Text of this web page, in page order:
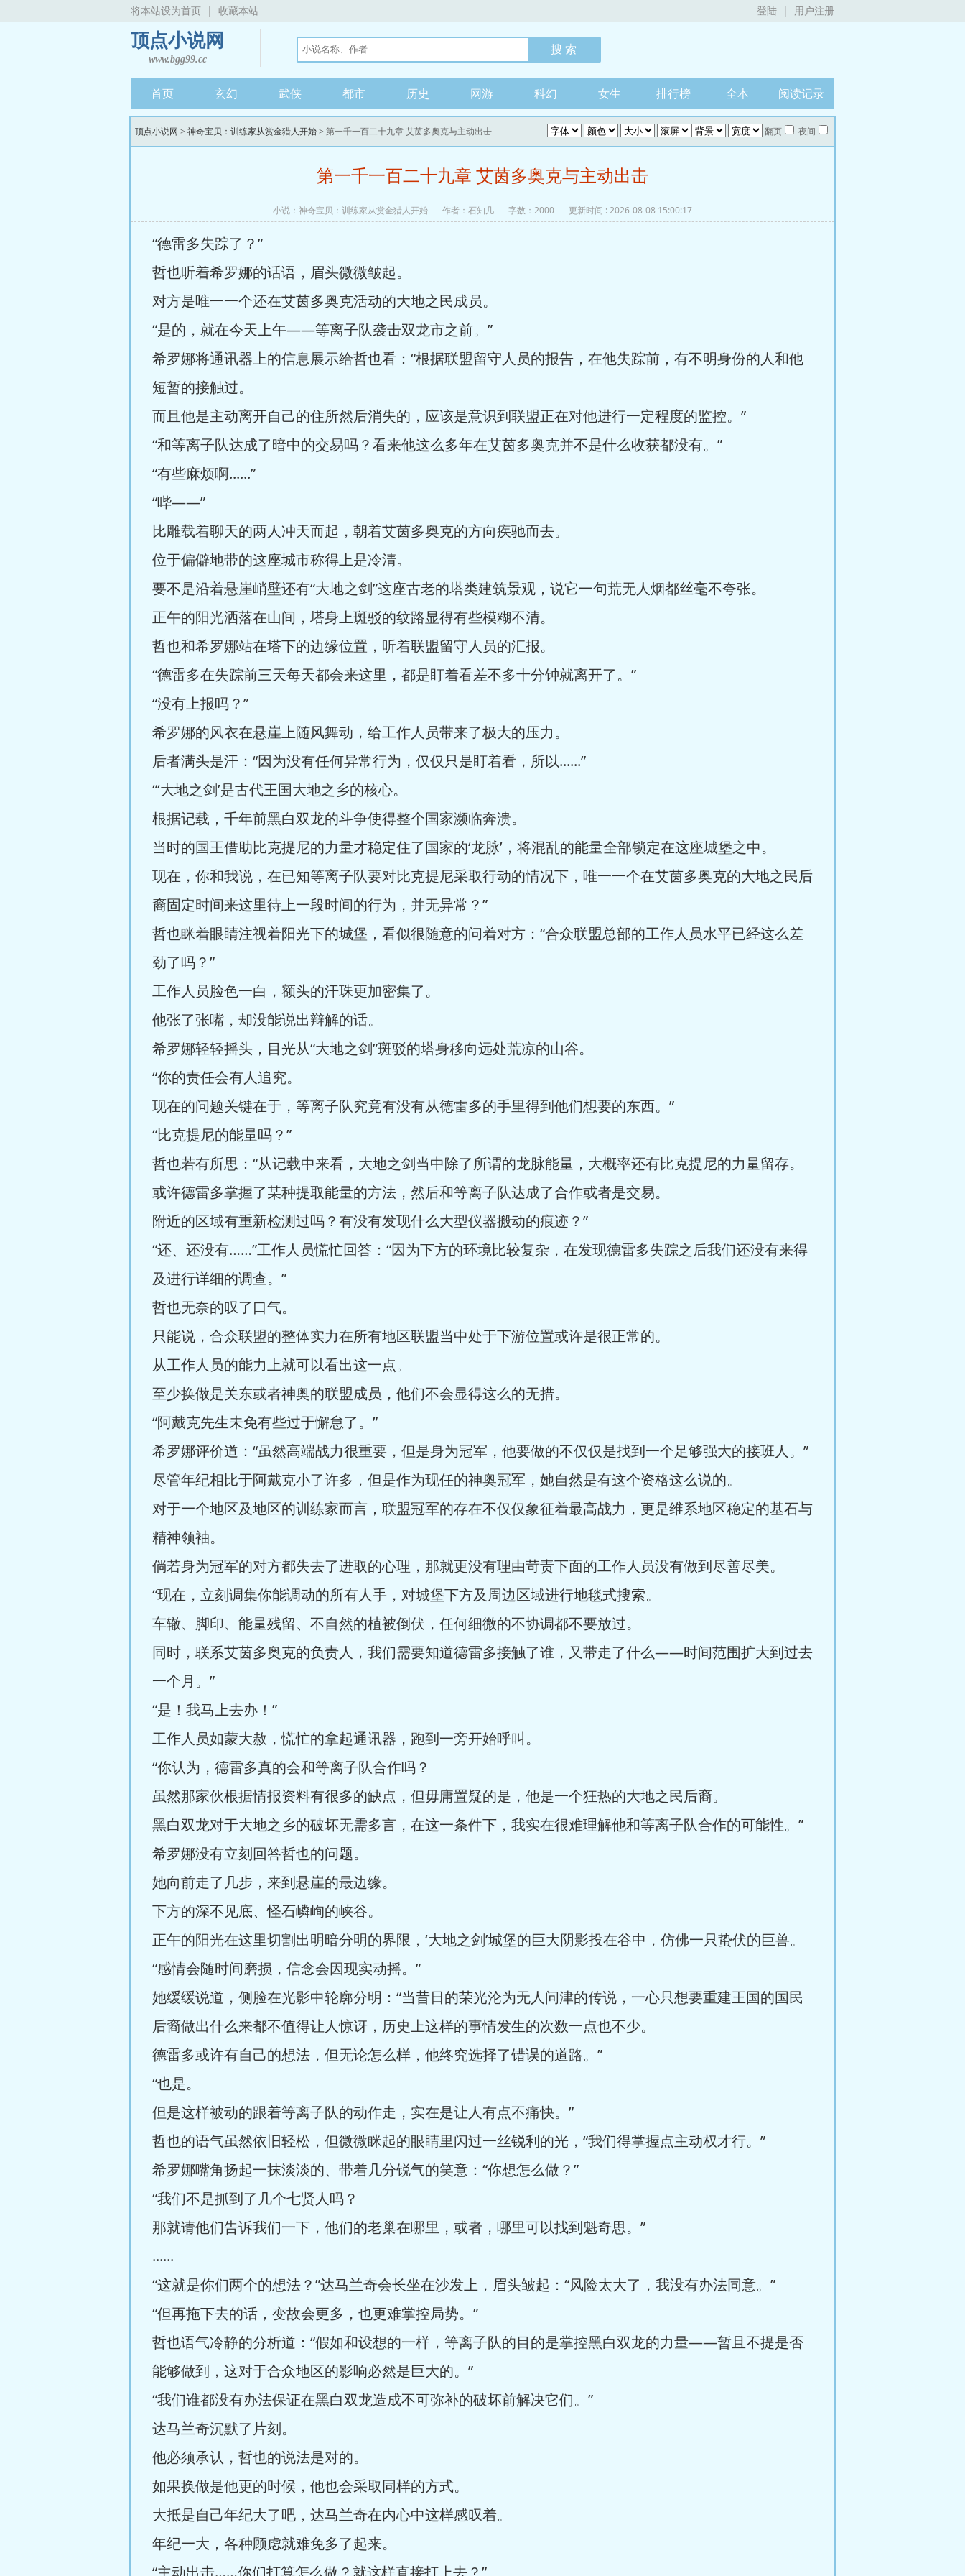
将本站设为首页 | 收藏本站 登陆 | 用户注册
顶点小说网
www.bgg99.cc
首页 玄幻 武侠 都市 历史 网游 科幻 女生 排行榜 全本 阅读记录
顶点小说网 > 神奇宝贝：训练家从赏金猎人开始> 第一千一百二十九章 艾茵多奥克与主动出击 翻页 夜间
第一千一百二十九章 艾茵多奥克与主动出击
小说： 神奇宝贝：训练家从赏金猎人开始 作者：石知几 字数：2000 更新时间 : 2026-08-08 15:00:17
“德雷多失踪了？”
哲也听着希罗娜的话语，眉头微微皱起。
对方是唯一一个还在艾茵多奥克活动的大地之民成员。
“是的，就在今天上午——等离子队袭击双龙市之前。”
希罗娜将通讯器上的信息展示给哲也看：“根据联盟留守人员的报告，在他失踪前，有不明身份的人和他
短暂的接触过。
而且他是主动离开自己的住所然后消失的，应该是意识到联盟正在对他进行一定程度的监控。”
“和等离子队达成了暗中的交易吗？看来他这么多年在艾茵多奥克并不是什么收获都没有。”
“有些麻烦啊......”
“哔——”
比雕载着聊天的两人冲天而起，朝着艾茵多奥克的方向疾驰而去。
位于偏僻地带的这座城市称得上是冷清。
要不是沿着悬崖峭壁还有“大地之剑”这座古老的塔类建筑景观，说它一句荒无人烟都丝毫不夸张。
正午的阳光洒落在山间，塔身上斑驳的纹路显得有些模糊不清。
哲也和希罗娜站在塔下的边缘位置，听着联盟留守人员的汇报。
“德雷多在失踪前三天每天都会来这里，都是盯着看差不多十分钟就离开了。”
“没有上报吗？”
希罗娜的风衣在悬崖上随风舞动，给工作人员带来了极大的压力。
后者满头是汗：“因为没有任何异常行为，仅仅只是盯着看，所以......”
“‘大地之剑’是古代王国大地之乡的核心。
根据记载，千年前黑白双龙的斗争使得整个国家濒临奔溃。
当时的国王借助比克提尼的力量才稳定住了国家的‘龙脉’，将混乱的能量全部锁定在这座城堡之中。
现在，你和我说，在已知等离子队要对比克提尼采取行动的情况下，唯一一个在艾茵多奥克的大地之民后
裔固定时间来这里待上一段时间的行为，并无异常？”
哲也眯着眼睛注视着阳光下的城堡，看似很随意的问着对方：“合众联盟总部的工作人员水平已经这么差
劲了吗？”
工作人员脸色一白，额头的汗珠更加密集了。
他张了张嘴，却没能说出辩解的话。
希罗娜轻轻摇头，目光从“大地之剑”斑驳的塔身移向远处荒凉的山谷。
“你的责任会有人追究。
现在的问题关键在于，等离子队究竟有没有从德雷多的手里得到他们想要的东西。”
“比克提尼的能量吗？”
哲也若有所思：“从记载中来看，大地之剑当中除了所谓的龙脉能量，大概率还有比克提尼的力量留存。
或许德雷多掌握了某种提取能量的方法，然后和等离子队达成了合作或者是交易。
附近的区域有重新检测过吗？有没有发现什么大型仪器搬动的痕迹？”
“还、还没有……”工作人员慌忙回答：“因为下方的环境比较复杂，在发现德雷多失踪之后我们还没有来得
及进行详细的调查。”
哲也无奈的叹了口气。
只能说，合众联盟的整体实力在所有地区联盟当中处于下游位置或许是很正常的。
从工作人员的能力上就可以看出这一点。
至少换做是关东或者神奥的联盟成员，他们不会显得这么的无措。
“阿戴克先生未免有些过于懈怠了。”
希罗娜评价道：“虽然高端战力很重要，但是身为冠军，他要做的不仅仅是找到一个足够强大的接班人。”
尽管年纪相比于阿戴克小了许多，但是作为现任的神奥冠军，她自然是有这个资格这么说的。
对于一个地区及地区的训练家而言，联盟冠军的存在不仅仅象征着最高战力，更是维系地区稳定的基石与
精神领袖。
倘若身为冠军的对方都失去了进取的心理，那就更没有理由苛责下面的工作人员没有做到尽善尽美。
“现在，立刻调集你能调动的所有人手，对城堡下方及周边区域进行地毯式搜索。
车辙、脚印、能量残留、不自然的植被倒伏，任何细微的不协调都不要放过。
同时，联系艾茵多奥克的负责人，我们需要知道德雷多接触了谁，又带走了什么——时间范围扩大到过去
一个月。”
“是！我马上去办！”
工作人员如蒙大赦，慌忙的拿起通讯器，跑到一旁开始呼叫。
“你认为，德雷多真的会和等离子队合作吗？
虽然那家伙根据情报资料有很多的缺点，但毋庸置疑的是，他是一个狂热的大地之民后裔。
黑白双龙对于大地之乡的破坏无需多言，在这一条件下，我实在很难理解他和等离子队合作的可能性。”
希罗娜没有立刻回答哲也的问题。
她向前走了几步，来到悬崖的最边缘。
下方的深不见底、怪石嶙峋的峡谷。
正午的阳光在这里切割出明暗分明的界限，‘大地之剑’城堡的巨大阴影投在谷中，仿佛一只蛰伏的巨兽。
“感情会随时间磨损，信念会因现实动摇。”
她缓缓说道，侧脸在光影中轮廓分明：“当昔日的荣光沦为无人问津的传说，一心只想要重建王国的国民
后裔做出什么来都不值得让人惊讶，历史上这样的事情发生的次数一点也不少。
德雷多或许有自己的想法，但无论怎么样，他终究选择了错误的道路。”
“也是。
但是这样被动的跟着等离子队的动作走，实在是让人有点不痛快。”
哲也的语气虽然依旧轻松，但微微眯起的眼睛里闪过一丝锐利的光，“我们得掌握点主动权才行。”
希罗娜嘴角扬起一抹淡淡的、带着几分锐气的笑意：“你想怎么做？”
“我们不是抓到了几个七贤人吗？
那就请他们告诉我们一下，他们的老巢在哪里，或者，哪里可以找到魁奇思。”
......
“这就是你们两个的想法？”达马兰奇会长坐在沙发上，眉头皱起：“风险太大了，我没有办法同意。”
“但再拖下去的话，变故会更多，也更难掌控局势。”
哲也语气冷静的分析道：“假如和设想的一样，等离子队的目的是掌控黑白双龙的力量——暂且不提是否
能够做到，这对于合众地区的影响必然是巨大的。”
“我们谁都没有办法保证在黑白双龙造成不可弥补的破坏前解决它们。”
达马兰奇沉默了片刻。
他必须承认，哲也的说法是对的。
如果换做是他更的时候，他也会采取同样的方式。
大抵是自己年纪大了吧，达马兰奇在内心中这样感叹着。
年纪一大，各种顾虑就难免多了起来。
“主动出击……你们打算怎么做？就这样直接打上去？”